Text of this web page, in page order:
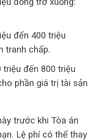
đến 400 triệu
tranh chấp.
đến 800 triệu
phần giá trị tài sản
trước khi Tòa án
Lệ phí có thể thay